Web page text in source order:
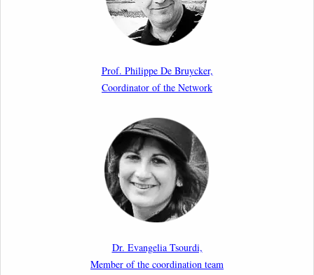
17th March 2026
Article by our member Madalina Moraru: “Evading
Borders: Practice, Legality, and the Role of Courts”
Upcoming webinar by Odysseus members from the
Netherlands: After the Vote – The EU Talent Pool in
Europe’s Labour Mobility Strategy
10th March 2026
Paper by our member Iris Goldner Lang: EU Values
Prof. Philippe De Bruycker,
Coordinator of the Network
Dr. Evangelia Tsourdi,
Member of the coordination team